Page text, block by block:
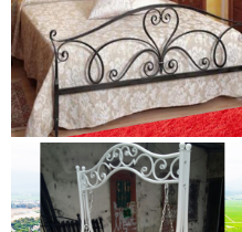
Mẫu bàn ghế 05
Mẫu thiết kế hiện đại, rất phù hợp
để trưng bày sản phẩm, studio
hoặc dùng...